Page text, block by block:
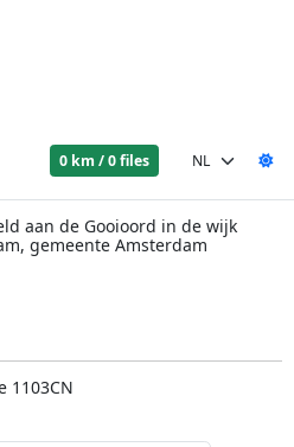
0 km / 0 files
aan de Gooioord in de wijk
gemeente Amsterdam
1103CN